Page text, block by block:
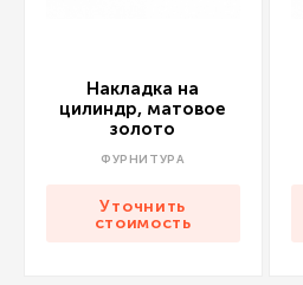
Накладка на
цилиндр, матовое
золото
ФУРНИТУРА
Уточнить
стоимость